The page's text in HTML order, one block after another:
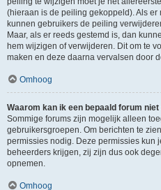
(hieraan is de peiling gekoppeld). Als
kunnen gebruikers de peiling
Maar, als er reeds gestemd is, dan
hem wijzigen of verwijderen. Dit om te
maken en deze daarna vervalsen door
Omhoog
Waarom kan ik een bepaald forum niet
Sommige forums zijn mogelijk alleen
gebruikersgroepen. Om berichten te
permissies nodig. Deze permissies kun
beheerders krijgen, zij zijn dus ook
opnemen.
Omhoog